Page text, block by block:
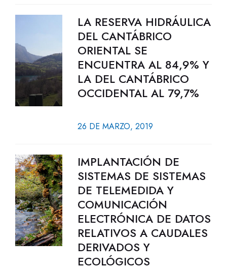
LA RESERVA HIDRÁULICA
DEL CANTÁBRICO
ORIENTAL SE
ENCUENTRA AL 84,9% Y
LA DEL CANTÁBRICO
OCCIDENTAL AL 79,7%
26 DE MARZO, 2019
IMPLANTACIÓN DE
SISTEMAS DE SISTEMAS
DE TELEMEDIDA Y
COMUNICACIÓN
ELECTRÓNICA DE DATOS
RELATIVOS A CAUDALES
DERIVADOS Y
ECOLÓGICOS